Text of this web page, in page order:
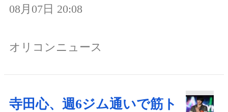
08月07日 20:08
オリコンニュース
寺田心、週6ジム通いで筋ト